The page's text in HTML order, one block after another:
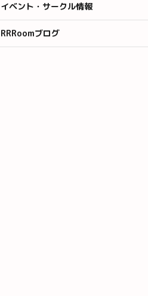
イベント・サークル情報
RRRoomブログ